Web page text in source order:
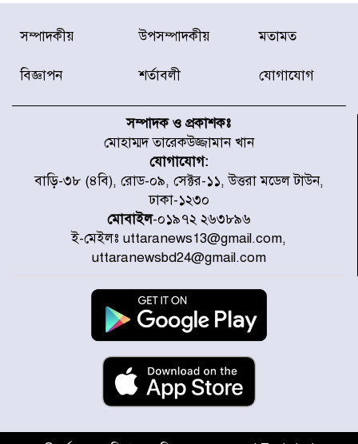
রাজধানীর উত্তরা আঞ্চলিক পাসপোর্ট
অফিসের সামনে দালাল চক্রের ১৩ জন
করেছে র‌্যাব-১
চূড়ান্ত পর্যায়ে : ইরান
প্রত্যেক অপরাধীর বিচার এ দেশেই
হবে, সে যত শক্তিশালীই হোক না কেন,
চট্টগ্রামে জুলাই গণঅভ্যুত্থান দিবসে
প্রতিমন্ত্রী মীর হেলাল
আগামী ৫ দিন বৃষ্টির আভাস
হাসিনার বক্তব্য প্রচারে ভারতের সমর্থন
জুলাই গণঅভ্যুত্থানে আহত যোদ্ধা
মিতুর খোঁজ নিলেন প্রধানমন্ত্রী
সম্পাদকীয় উপসম্পাদকীয় মতামত
বিজ্ঞাপন শর্তাবলী যোগাযোগ
সম্পাদক ও প্রকাশকঃ
মোহাম্মদ তারেকউজ্জামান খান
যোগাযোগ:
বাড়ি-৩৮ (৪বি), রোড-০৯, সেক্টর-১১, উত্তরা মডেল টাউন,
ঢাকা-১২৩০
মোবাইল-০১৯৭২ ২৬৩৮৯৬
ই-মেইলঃ uttaranews13@gmail.com,
uttaranewsbd24@gmail.com